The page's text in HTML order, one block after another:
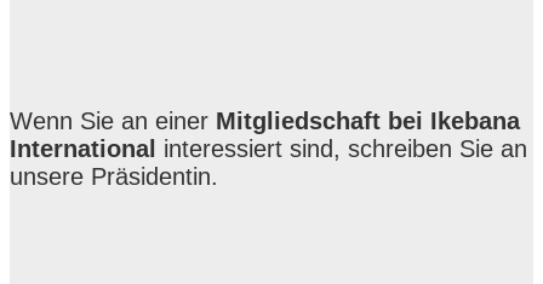
Wenn Sie an einer Mitgliedschaft bei Ikebana
International interessiert sind, schreiben Sie an
unsere Präsidentin.